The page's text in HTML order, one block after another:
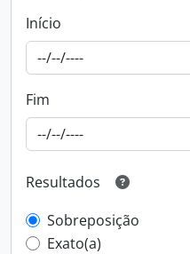
Início
Fim
Resultados
Sobreposição
Exato(a)